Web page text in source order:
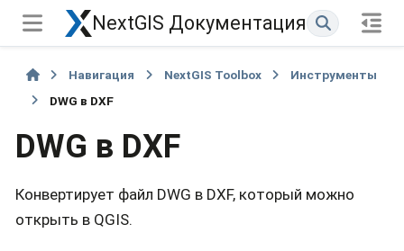
NextGIS Документация
Навигация NextGIS Toolbox
Инструменты
DWG в DXF
DWG в DXF
Конвертирует файл DWG в DXF, который можно
открыть в QGIS.